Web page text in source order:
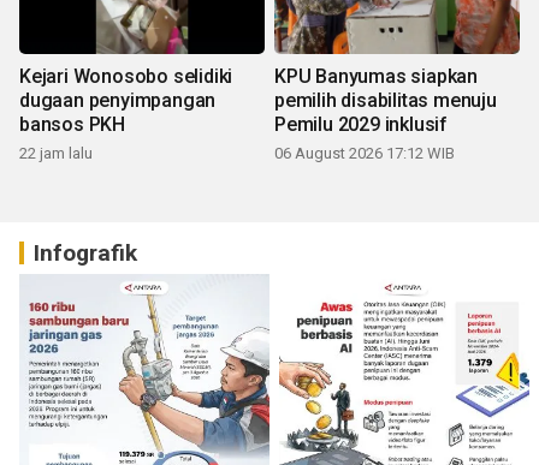
Kejari Wonosobo selidiki
dugaan penyimpangan
bansos PKH
22 jam lalu
KPU Banyumas siapkan
pemilih disabilitas menuju
Pemilu 2029 inklusif
06 August 2026 17:12 WIB
Infografik